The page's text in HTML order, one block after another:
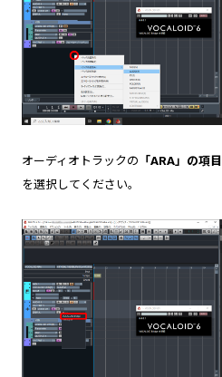
オーディオトラックの 「ARA」の項目
を選択してください。